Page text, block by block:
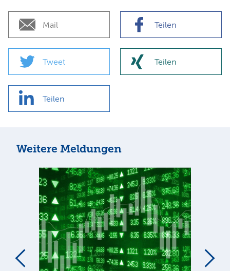
Mail Teilen
Tweet Teilen
Teilen
Weitere Meldungen